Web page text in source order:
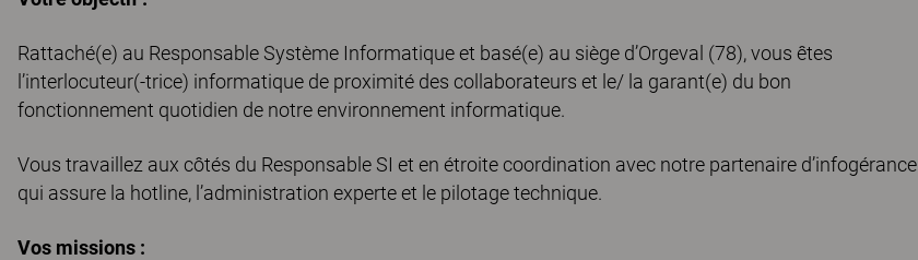
Rattaché(e) au Responsable Système Informatique et basé(e) au siège d’Orgeval (78), vous êtes
l’interlocuteur(-trice) informatique de proximité des collaborateurs et le/ la garant(e) du bon
fonctionnement quotidien de notre environnement informatique.
Vous travaillez aux côtés du Responsable SI et en étroite coordination avec notre partenaire d’infogérance
qui assure la hotline, l’administration experte et le pilotage technique.
Vos missions :